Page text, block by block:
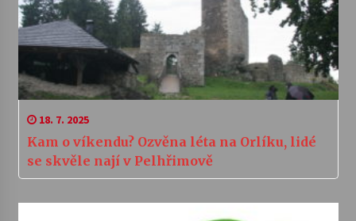
18. 7. 2025
Kam o víkendu? Ozvěna léta na Orlíku, lidé
se skvěle nají v Pelhřimově